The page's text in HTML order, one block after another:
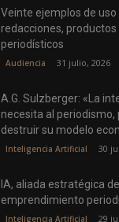
Veinte ejemplos de uso
redacciones, productos
periodísticos
Audiencia 31 julio, 2026
A.G. Sulzberger: «La
necesita al periodismo,
destruir su modelo
Inteligencia Artificial 30
IA, aliada estratégica del
emprendimiento
Inteligencia Artificial 29